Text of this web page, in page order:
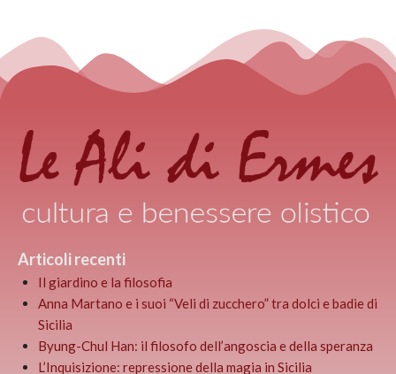
Articoli recenti
Il giardino e la filosofia
Anna Martano e i suoi “Veli di zucchero” tra dolci e badie di
Sicilia
Byung-Chul Han: il filosofo dell’angoscia e della speranza
L’Inquisizione: repressione della magia in Sicilia